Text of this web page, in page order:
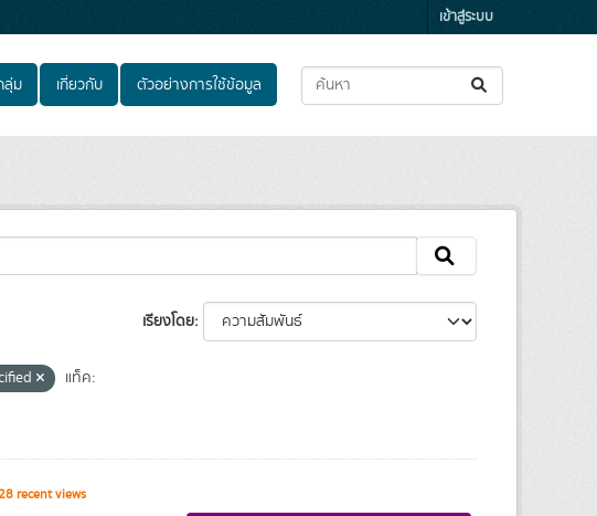
เข้าสู่ระบบ
ลุ่ม เกี่ยวกับ ตัวอย่างการใช้ข้อมูล
เรียงโดย
แท็ค:
recent views